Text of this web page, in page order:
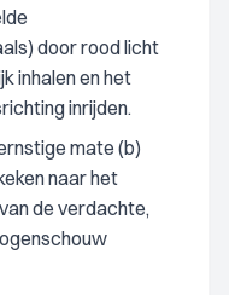
door rood licht
inhalen en het
inrijden.
mate (b)
naar het
de verdachte,